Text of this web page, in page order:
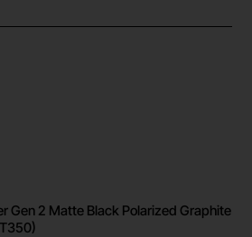
Gen 2 Matte Black Polarized Graphite